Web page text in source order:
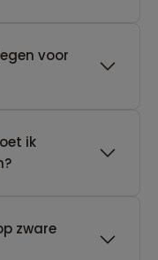
voor
ik
zware